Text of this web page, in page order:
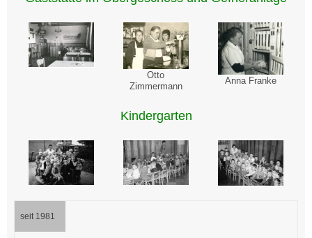
Otto
Zimmermann
Anna Franke
Kindergarten
seit 1981